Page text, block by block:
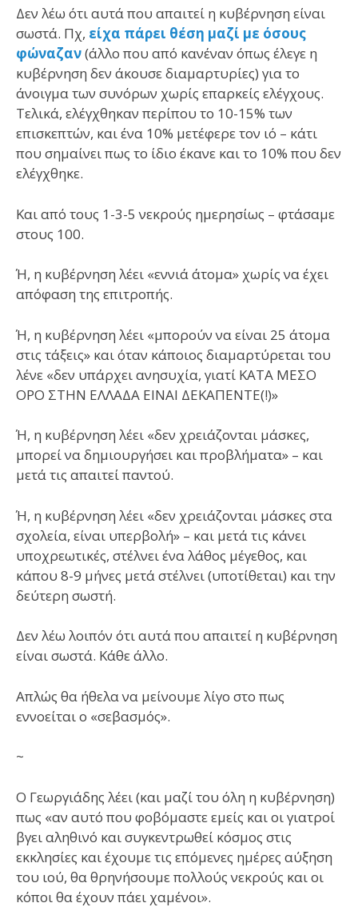
Δεν λέω ότι αυτά που απαιτεί η κυβέρνηση είναι
σωστά. Πχ, είχα πάρει θέση μαζί με όσους
φώναζαν(άλλο που από κανέναν όπως έλεγε η
κυβέρνηση δεν άκουσε διαμαρτυρίες) για το
άνοιγμα των συνόρων χωρίς επαρκείς ελέγχους.
Τελικά, ελέγχθηκαν περίπου το 10-15% των
επισκεπτών, και ένα 10% μετέφερε τον ιό – κάτι
που σημαίνει πως το ίδιο έκανε και το 10% που δεν
ελέγχθηκε.
Και από τους 1-3-5 νεκρούς ημερησίως – φτάσαμε
στους 100.
Ή, η κυβέρνηση λέει «εννιά άτομα» χωρίς να έχει
απόφαση της επιτροπής.
Ή, η κυβέρνηση λέει «μπορούν να είναι 25 άτομα
στις τάξεις» και όταν κάποιος διαμαρτύρεται του
λένε «δεν υπάρχει ανησυχία, γιατί ΚΑΤΑ ΜΕΣΟ
ΟΡΟ ΣΤΗΝ ΕΛΛΑΔΑ ΕΙΝΑΙ ΔΕΚΑΠΕΝΤΕ(!)»
Ή, η κυβέρνηση λέει «δεν χρειάζονται μάσκες,
μπορεί να δημιουργήσει και προβλήματα» – και
μετά τις απαιτεί παντού.
Ή, η κυβέρνηση λέει «δεν χρειάζονται μάσκες στα
σχολεία, είναι υπερβολή» – και μετά τις κάνει
υποχρεωτικές, στέλνει ένα λάθος μέγεθος, και
κάπου 8-9 μήνες μετά στέλνει (υποτίθεται) και την
δεύτερη σωστή.
Δεν λέω λοιπόν ότι αυτά που απαιτεί η κυβέρνηση
είναι σωστά. Κάθε άλλο.
Απλώς θα ήθελα να μείνουμε λίγο στο πως
εννοείται ο «σεβασμός».
~
Ο Γεωργιάδης λέει (και μαζί του όλη η κυβέρνηση)
πως «αν αυτό που φοβόμαστε εμείς και οι γιατροί
βγει αληθινό και συγκεντρωθεί κόσμος στις
εκκλησίες και έχουμε τις επόμενες ημέρες αύξηση
του ιού, θα θρηνήσουμε πολλούς νεκρούς και οι
κόποι θα έχουν πάει χαμένοι».